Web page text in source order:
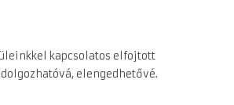
kapcsolatos elfojtott
elengedhetővé.